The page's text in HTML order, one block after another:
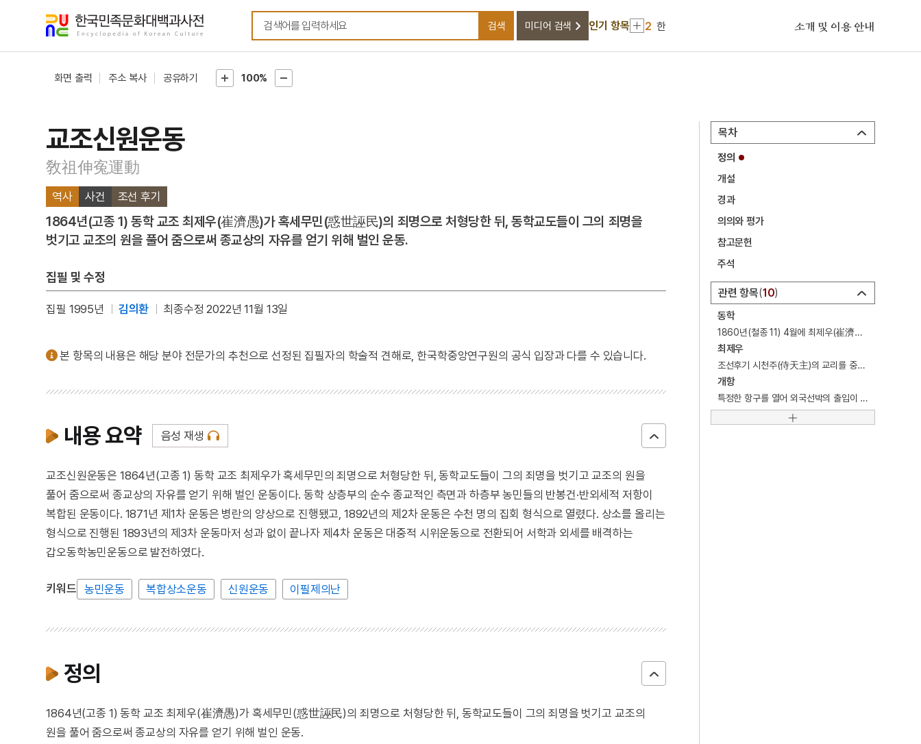
검색어를 입력하세요
검색 미디어 검색 인기 항목
3 12·12 군사반란
영통사 대각국사비
영통사 대각국사비
8 개
10
소개 및 이용 안내
화면 출력 주소 복사 공유하기 100%
목차
정의
개설
경과
의의와 평가
참고문헌
주석
관련 항목 10
동학
1860년(철종 11) 4월에 최제우(崔濟愚)가 창도한 종교.
최제우
조선후기 시천주(侍天主)의 교리를 중심으로 한 동학을 창도한 종교창시자.
개항
특정한 항구를 열어 외국선박의 출입이 허용된 항만.
교조신원운동
敎祖伸寃運動
역사 사건 조선 후기
1864년(고종 1) 동학 교조 최제우(崔濟愚)가 혹세무민(惑世誣民)의 죄명으로 처형당한 뒤, 동학교도들이 그의 죄명을
벗기고 교조의 원을 풀어 줌으로써 종교상의 자유를 얻기 위해 벌인 운동.
집필 및 수정
집필 1995년 김의환 최종수정 2022년 11월 13일
본 항목의 내용은 해당 분야 전문가의 추천으로 선정된 집필자의 학술적 견해로, 한국학중앙연구원의 공식 입장과 다를 수 있습니다.
내용 요약 음성 재생
교조신원운동은 1864년(고종 1) 동학 교조 최제우가 혹세무민의 죄명으로 처형당한 뒤, 동학교도들이 그의 죄명을 벗기고 교조의 원을
풀어 줌으로써 종교상의 자유를 얻기 위해 벌인 운동이다. 동학 상층부의 순수 종교적인 측면과 하층부 농민들의 반봉건·반외세적 저항이
복합된 운동이다. 1871년 제1차 운동은 병란의 양상으로 진행됐고, 1892년의 제2차 운동은 수천 명의 집회 형식으로 열렸다. 상소를 올리는
형식으로 진행된 1893년의 제3차 운동마저 성과 없이 끝나자 제4차 운동은 대중적 시위운동으로 전환되어 서학과 외세를 배격하는
갑오동학농민운동으로 발전하였다.
키워드 농민운동 복합상소운동 신원운동 이필제의난
정의
1864년(고종 1) 동학 교조 최제우(崔濟愚)가 혹세무민(惑世誣民)의 죄명으로 처형당한 뒤, 동학교도들이 그의 죄명을 벗기고 교조의
원을 풀어 줌으로써 종교상의 자유를 얻기 위해 벌인 운동.